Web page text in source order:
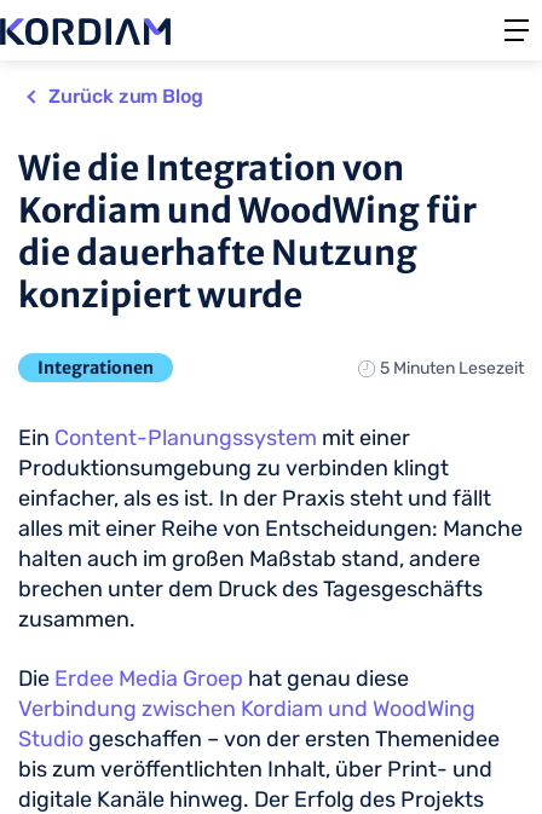
Zurück zum Blog
Wie die Integration von
Kordiam und WoodWing für
die dauerhafte Nutzung
konzipiert wurde
Integrationen 5 Minuten Lesezeit
Ein Content-Planungssystem mit einer
Produktionsumgebung zu verbinden klingt
einfacher, als es ist. In der Praxis steht und fällt
alles mit einer Reihe von Entscheidungen: Manche
halten auch im großen Maßstab stand, andere
brechen unter dem Druck des Tagesgeschäfts
zusammen.
Die Erdee Media Groep hat genau diese
Verbindung zwischen Kordiam und WoodWing
Studio geschaffen – von der ersten Themenidee
bis zum veröffentlichten Inhalt, über Print- und
digitale Kanäle hinweg. Der Erfolg des Projekts